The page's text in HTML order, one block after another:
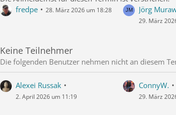
fredpe
28. März 2026 um 18:28 Jörg
29. März
Keine Teilnehmer
Die folgenden Benutzer nehmen nicht an diesem
Alexei Russak
2. April 2026 um 11:19
ConnyW.
29. März